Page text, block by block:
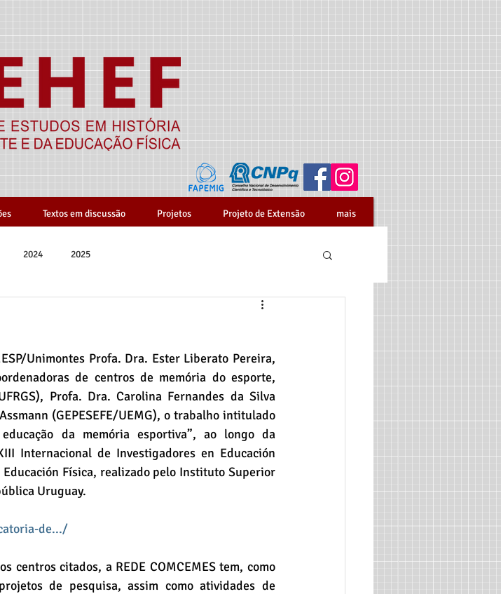
Textos em discussão Projetos Projeto de Extensão mais
2024 2025
Unimontes Profa. Dra. Ester Liberato Pereira,
de centros de memória do esporte,
Profa. Dra. Carolina Fernandes da Silva
(GEPESEFE/UEMG), o trabalho intitulado
da memória esportiva”, ao longo da
Internacional de Investigadores en Educación
Física, realizado pelo Instituto Superior
Uruguay.
de.../
centros citados, a REDE COMCEMES tem, como
de pesquisa, assim como atividades de